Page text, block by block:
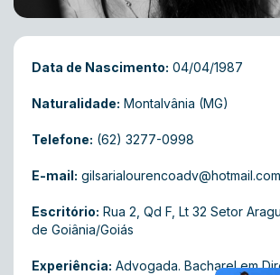
Data de Nascimento: 04/04/1987
Naturalidade: Montalvânia (MG)
Telefone: (62) 3277-0998
E-mail: gilsarialourencoadv@hotmail.com
Escritório: Rua 2, Qd F, Lt 32 Setor
de Goiânia/Goiás
Experiência: Advogada. Bacharel em